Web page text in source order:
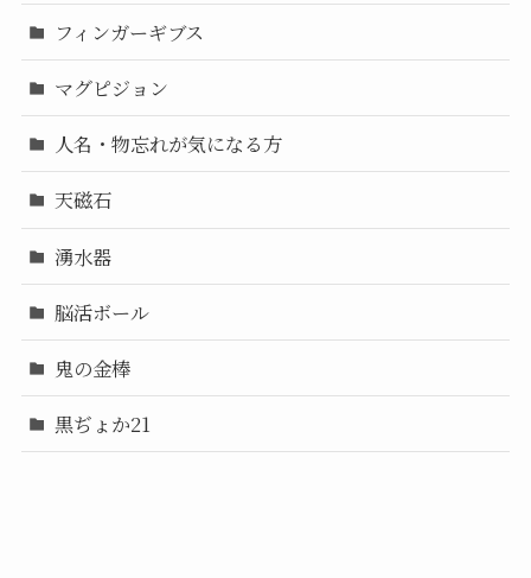
フィンガーギブス
マグピジョン
人名・物忘れが気になる方
天磁石
湧水器
脳活ボール
鬼の金棒
黒ぢょか21